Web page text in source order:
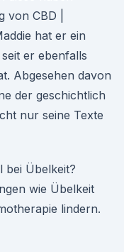
von CBD |
hat er ein
er ebenfalls
Abgesehen davon
der geschichtlich
nur seine Texte
bei Übelkeit?
wie Übelkeit
lindern.